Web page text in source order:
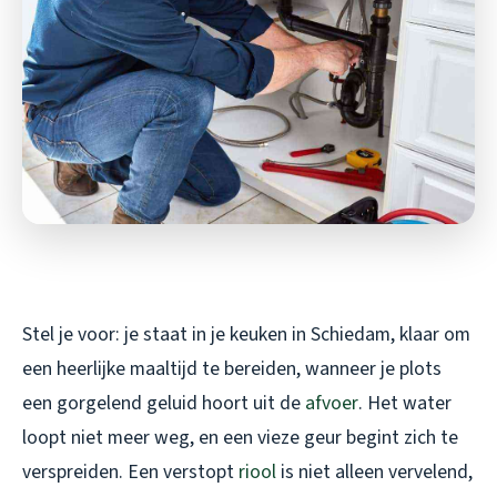
Stel je voor: je staat in je keuken in Schiedam, klaar om
een heerlijke maaltijd te bereiden, wanneer je plots
een gorgelend geluid hoort uit de afvoer. Het water
loopt niet meer weg, en een vieze geur begint zich te
verspreiden. Een verstopt riool is niet alleen vervelend,